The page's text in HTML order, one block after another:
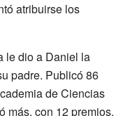
atribuirse los
le dio a Daniel la
padre. Publicó 86
de Ciencias
más, con 12 premios.